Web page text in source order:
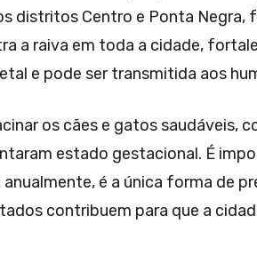
distritos Centro e Ponta Negra,
a raiva em toda a cidade,
e pode ser transmitida aos
os cães e gatos saudáveis,
estado gestacional. É
é a única forma de
contribuem para que a